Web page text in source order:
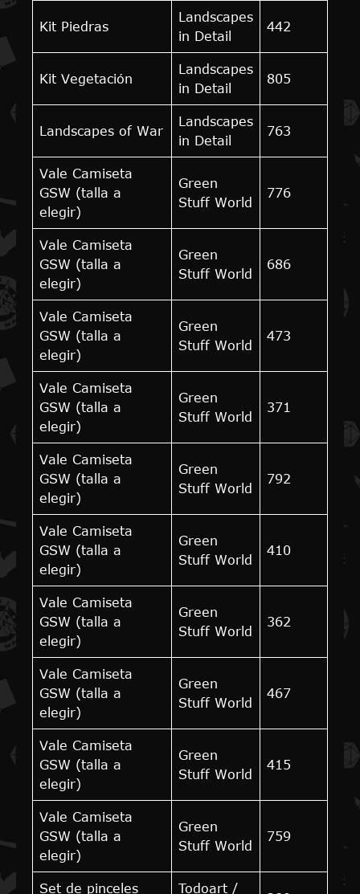
Kit Piedras
Landscapes
in Detail
442
Kit Vegetación
Landscapes
in Detail
805
Landscapes of War
Landscapes
in Detail
763
Vale Camiseta
GSW (talla a
elegir)
Green
Stuff World
776
Vale Camiseta
GSW (talla a
elegir)
Green
Stuff World
686
Vale Camiseta
GSW (talla a
elegir)
Green
Stuff World
473
Vale Camiseta
GSW (talla a
elegir)
Green
Stuff World
371
Vale Camiseta
GSW (talla a
elegir)
Green
Stuff World
792
Vale Camiseta
GSW (talla a
elegir)
Green
Stuff World
410
Vale Camiseta
GSW (talla a
elegir)
Green
Stuff World
362
Vale Camiseta
GSW (talla a
elegir)
Green
Stuff World
467
Vale Camiseta
GSW (talla a
elegir)
Green
Stuff World
415
Vale Camiseta
GSW (talla a
elegir)
Green
Stuff World
759
Set de pinceles Todoart /